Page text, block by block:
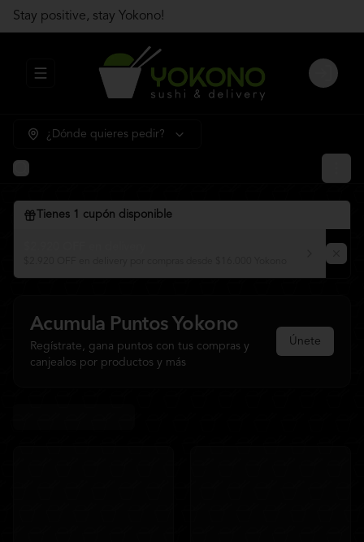
Stay positive, stay Yokono!
Abrir menu de navegación Login
¿Dónde quieres pedir?
Tienes 1 cupón disponible
Acumula Puntos Yokono
Regístrate, gana puntos con tus compras y
canjealos por productos y más
Únete